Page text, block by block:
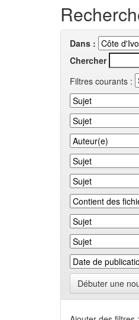
Dans :
Chercher
Filtres courants :
Débuter une